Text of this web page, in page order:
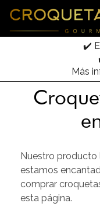
✔️
Más
Nuestro producto
estamos
comprar
esta página.